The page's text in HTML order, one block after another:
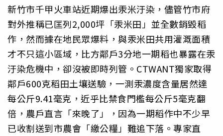
新竹市千甲火車站近期爆出汞米汙染，儘管竹市府
對外推稱已匡列2,000坪「汞米田」並全數銷毀稻
作，然而據在地民眾爆料，與汞米田共用灌溉面積
才不只這小區域，比方鄰戶3分地一期稻也暴露在汞
汙染危機中，卻沒被即時列管。CTWANT獨家取得
鄰戶600克稻田土壤送驗，一測汞濃度含量居然達
每公斤9.41毫克，近乎比禁食門檻每公斤5毫克翻
倍，農戶直言「來晚了」，因為一期稻作中不少早
已收割送到市農會「繳公糧」難追下落。專家直